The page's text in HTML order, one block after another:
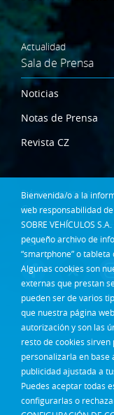
Bienvenida/o a la
web responsabilidad de
SOBRE VEHÍCULOS
pequeño archivo de
“smartphone” o
Algunas cookies son
externas que prestan
pueden ser de varios
que nuestra página
autorización y son las
resto de cookies
personalizarla en
publicidad ajustada a
Puedes aceptar todas
configurarlas o
Actualidad
Sala de Prensa
Noticias
Notas de Prensa
Revista CZ
Dónde estamos
Contacta
Síguenos en: